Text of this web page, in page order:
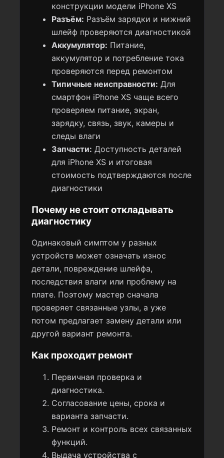
конструкции модели iPhone XS
Разъём: Разъём зарядки и нижний
шлейф проверяются диагностикой
Аккумулятор: Питание,
аккумулятор и потребление тока
проверяются перед ремонтом
Типичные неисправности: Для
смартфон iPhone XS чаще всего
проверяем питание, экран,
зарядку, связь, звук, камеры и
следы влаги
Запчасти: Доступность деталей
для iPhone XS и итоговая
стоимость подтверждаются после
диагностики
Почему не стоит откладывать
диагностику
Одинаковый симптом у разных
устройств может означать износ
детали, повреждение шлейфа,
последствия влаги или проблему на
плате. Поэтому мастер сначала
проверяет связанные узлы, а уже
потом предлагает замену детали или
другой вариант ремонта.
Как проходит ремонт
Первичная проверка и
диагностика.
Согласование цены, срока и
варианта запчасти.
Ремонт и контроль всех связанных
функций.
Выдача устройства с